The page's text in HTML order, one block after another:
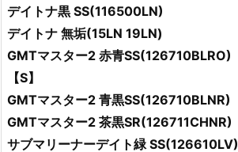
デイトナ黒 SS(116500LN)
デイトナ 無垢(15LN 19LN)
GMTマスター2 赤青SS(126710BLRO)
【S】
GMTマスター2 青黒SS(126710BLNR)
GMTマスター2 茶黒SR(126711CHNR)
サブマリーナーデイト緑 SS(126610LV)